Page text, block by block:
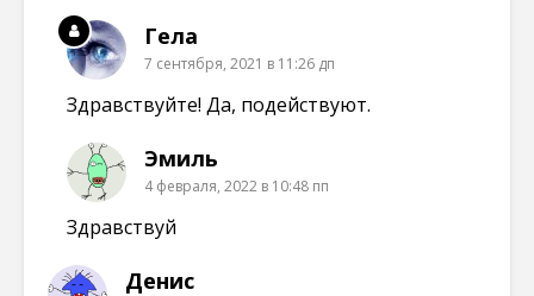
Гела
7 сентября, 2021 в 11:26 дп
Здравствуйте! Да, подействуют.
Эмиль
4 февраля, 2022 в 10:48 пп
Здравствуй
Денис